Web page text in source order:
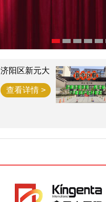
济阳区新元大
房产拍卖公告
查看详情 >